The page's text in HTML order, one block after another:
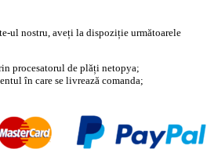
ul nostru, aveți la dispoziție următoarele
procesatorul de plăți netopya;
în care se livrează comanda;